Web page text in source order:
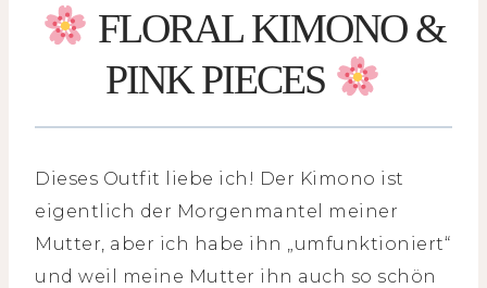
FLORAL KIMONO &
PINK PIECES
Dieses Outfit liebe ich! Der Kimono ist
eigentlich der Morgenmantel meiner
Mutter, aber ich habe ihn „umfunktioniert“
und weil meine Mutter ihn auch so schön